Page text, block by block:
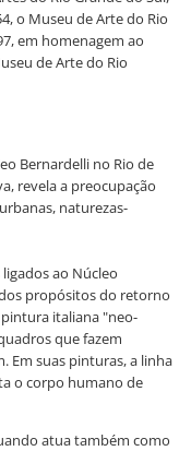
o Museu de Arte do Rio
em homenagem ao
de Arte do Rio
Bernardelli no Rio de
revela a preocupação
naturezas-
ao Núcleo
propósitos do retorno
italiana "neo-
que fazem
Em suas pinturas, a linha
o corpo humano de
atua também como